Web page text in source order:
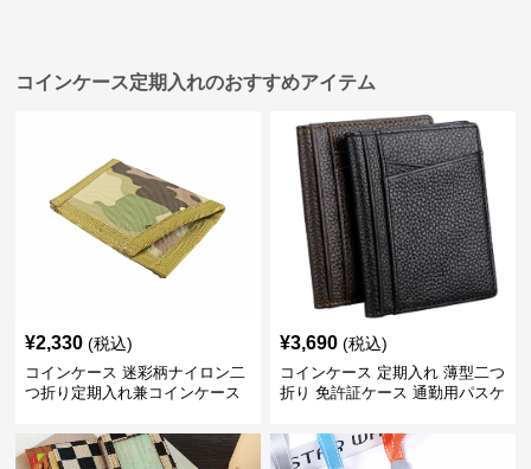
コインケース定期入れのおすすめアイテム
¥2,330 (税込)
コインケース 迷彩柄ナイロン二
つ折り定期入れ兼コインケース
¥3,690 (税込)
コインケース 定期入れ 薄型二つ
折り 免許証ケース 通勤用パスケ